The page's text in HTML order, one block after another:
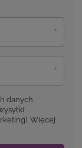
danych
Więcej